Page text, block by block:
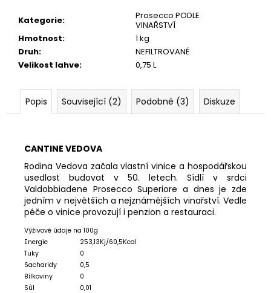
Kategorie:
Prosecco PODLE
VINAŘSTVÍ
Hmotnost:
1 kg
Druh:
NEFILTROVANÉ
Velikost lahve: 0,75 L
Popis Související (2) Podobné (3) Diskuze
CANTINE VEDOVA
Rodina Vedova začala vlastní vinice a hospodářskou
usedlost budovat v 50. letech. Sídlí v srdci
Valdobbiadene Prosecco Superiore a dnes je zde
jedním v největších a nejznámějších vinařství. Vedle
péče o vinice provozují i penzion a restauraci.
Výživové údaje na 100g
Energie
253,13Kj/60,5Kcal
Tuky
0
Sacharidy
0,5
Bílkoviny
0
Sůl
0,01
m
e
STOPPER
ŠUMIVÁ
Kč